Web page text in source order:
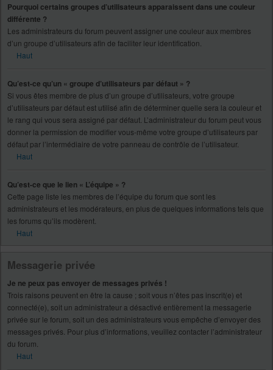
Pourquoi certains groupes d’utilisateurs apparaissent dans une couleur
différente ?
Les administrateurs du forum peuvent assigner une couleur aux membres
d’un groupe d’utilisateurs afin de faciliter leur identification.
Haut
Qu’est-ce qu’un « groupe d’utilisateurs par défaut » ?
Si vous êtes membre de plus d’un groupe d’utilisateurs, votre groupe
d’utilisateurs par défaut est utilisé afin de déterminer quelle sera la couleur et
le rang qui vous sera assigné par défaut. L’administrateur du forum peut vous
donner la permission de modifier vous-même votre groupe d’utilisateurs par
défaut par l’intermédiaire de votre panneau de contrôle de l’utilisateur.
Haut
Qu’est-ce que le lien « L’équipe » ?
Cette page liste les membres de l’équipe du forum que sont les
administrateurs et les modérateurs, en plus de quelques informations tels que
les forums qu’ils modèrent.
Haut
Messagerie privée
Je ne peux pas envoyer de messages privés !
Trois raisons peuvent en être la cause ; soit vous n’êtes pas inscrit(e) et
connecté(e), soit un administrateur a désactivé entièrement la messagerie
privée sur le forum, soit un des administrateurs vous empêche d’envoyer des
messages privés. Pour plus d’informations, veuillez contacter l’administrateur
du forum.
Haut